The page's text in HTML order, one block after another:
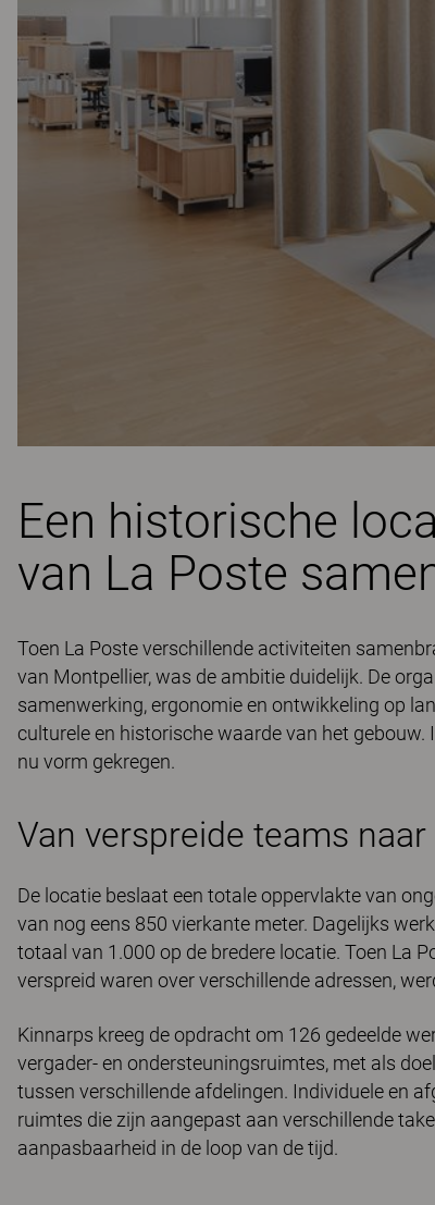
Een historische
van La Poste
Toen La Poste verschillende activiteiten
van Montpellier, was de ambitie duidelijk. De
samenwerking, ergonomie en ontwikkeling op
culturele en historische waarde van het
nu vorm gekregen.
Van verspreide teams
De locatie beslaat een totale oppervlakte van
van nog eens 850 vierkante meter. Dagelijks
totaal van 1.000 op de bredere locatie. Toen La
verspreid waren over verschillende adressen,
Kinnarps kreeg de opdracht om 126 gedeelde
vergader- en ondersteuningsruimtes, met als
tussen verschillende afdelingen. Individuele en
ruimtes die zijn aangepast aan verschillende
aanpasbaarheid in de loop van de tijd.